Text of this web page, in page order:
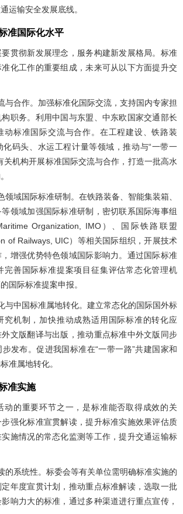
运输安全发展底线。
准国际化水平
贯彻新发展理念，服务构建新发展格局。标准
化工作的重要组成，未来可从以下方面提升交
与合作。加强标准化国际交流，支持国内专家担
职务。利用中国与东盟、中东欧国家交通部长
动标准国际交流与合作。在工程建设、铁路装
码头、水运工程计量等领域，推动与“一带一
关机构开展标准国际交流与合作，打造一批高水
领域国际标准研制。在铁路装备、智能集装箱、
领域加强国际标准研制，密切联系国际海事组
Organization, IMO）、国际铁路联盟
of Railways, UIC）等相关国际组织，开展技术
增强优势特色领域国际影响力。通过国际标准
完善国际标准提案项目征集评估常态化管理机
国际标准提案申报。
与中国标准属地转化。建立常态化的国际国外标
究机制，加快推动成熟适用国际标准的转化应
文版翻译与出版，推动重点标准中外文版同步
发布。促进我国标准在“一带一路”共建国家和
准属地转化。
准实施
动的重要环节之一，是标准能否取得成效的关
强化标准宣贯解读，提升标准实施效果评估质
施情况的常态化监测等工作，提升交通运输标
的系统性。标委会等有关单位需明确标准实施的
年度宣贯计划，推动重点标准解读，选取一批
响力大的标准，通过多种渠道进行重点宣传，